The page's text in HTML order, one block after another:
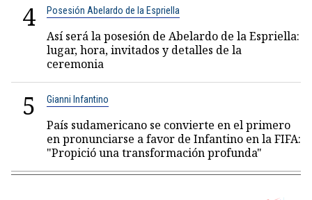
4 Posesión Abelardo de la Espriella
Así será la posesión de Abelardo de la Espriella:
lugar, hora, invitados y detalles de la
ceremonia
5 Gianni Infantino
País sudamericano se convierte en el primero
en pronunciarse a favor de Infantino en la FIFA:
"Propició una transformación profunda"